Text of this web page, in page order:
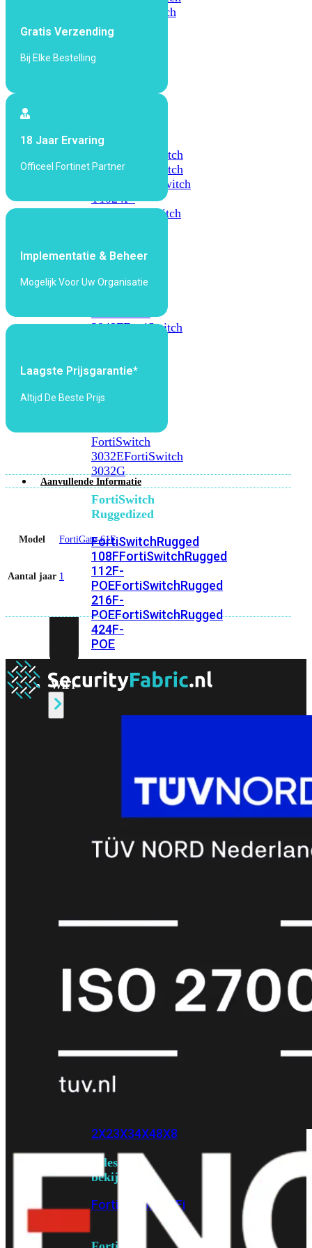
FortiSwitch
648F-
FPOE
FortiSwitch
FortiSwitch
1048EFortiSwitch
FortiSwitch
T1024F-
FortiSwitch
FortiSwitch
Series
2048FFortiSwitch
3000
FortiSwitch
3032EFortiSwitch
3032G
FortiSwitch
Ruggedized
FortiSwitchRugged
108FFortiSwitchRugged
112F-
POEFortiSwitchRugged
216F-
POEFortiSwitchRugged
424F-
POE
WiFi
Wi-
6Wi-
7
Wi-
2X23X34X48X8
Alles
bekijken
FortiAP FortiWiFi
Gratis Verzending
Bij Elke Bestelling
18 Jaar Ervaring
Officeel Fortinet Partner
Implementatie & Beheer
Mogelijk Voor Uw Organisatie
Laagste Prijsgarantie*
Altijd De Beste Prijs
Aanvullende Informatie
Model FortiGate-61F
Aantal jaar 1